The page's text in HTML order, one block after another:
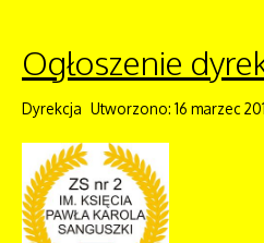
Ogłoszenie
Dyrekcja Utworzono: 16 marzec